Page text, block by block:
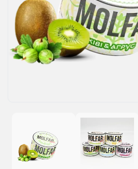
Рідини для електронних сигарет
Подарункові набори
Уцінка